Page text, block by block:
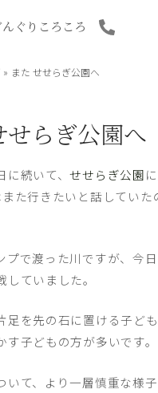
ぐりころころ
また せせらぎ公園へ
せらぎ公園へ
に続いて、せせらぎ公園
た行きたいと話していた
プで渡った川ですが、今
していました。
足を先の石に置ける子ど
す子どもの方が多いです。
いて、より一層慎重な様子